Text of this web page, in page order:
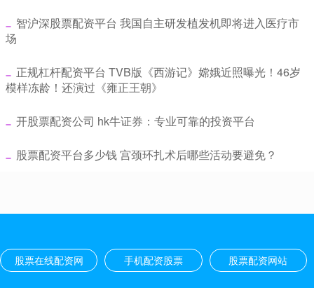
​智沪深股票配资平台 我国自主研发植发机即将进入医疗市
场
​正规杠杆配资平台 TVB版《西游记》嫦娥近照曝光！46岁
模样冻龄！还演过《雍正王朝》
​开股票配资公司 hk牛证券：专业可靠的投资平台
​股票配资平台多少钱 宫颈环扎术后哪些活动要避免？
股票在线配资网 手机配资股票 股票配资网站